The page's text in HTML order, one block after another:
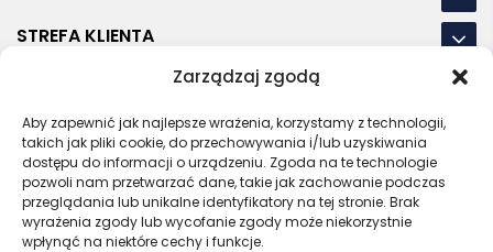
Zarządzaj zgodą
Aby zapewnić jak najlepsze wrażenia, korzystamy z technologii,
takich jak pliki cookie, do przechowywania i/lub uzyskiwania
dostępu do informacji o urządzeniu. Zgoda na te technologie
pozwoli nam przetwarzać dane, takie jak zachowanie podczas
przeglądania lub unikalne identyfikatory na tej stronie. Brak
wyrażenia zgody lub wycofanie zgody może niekorzystnie
wpłynąć na niektóre cechy i funkcje.
STREFA KLIENTA
NASZE LOKALIZACJE
OSTATNIE POSTY
RODOREGULAMINPOLITYKA PRYWATNOŚCI